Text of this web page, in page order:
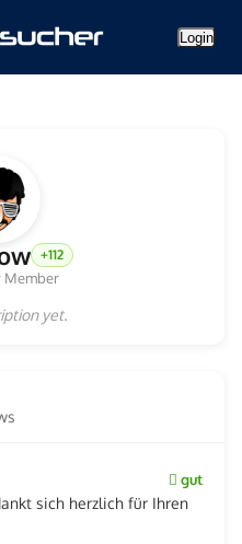
Login
+112
Member
yet.
gut
sich herzlich für Ihren